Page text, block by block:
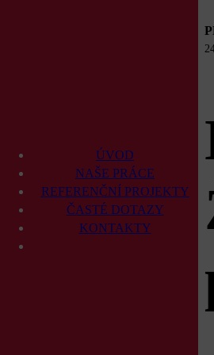
ÚVOD
NAŠE PRÁCE
REFERENČNÍ PROJEKTY
ČASTÉ DOTAZY
KONTAKTY